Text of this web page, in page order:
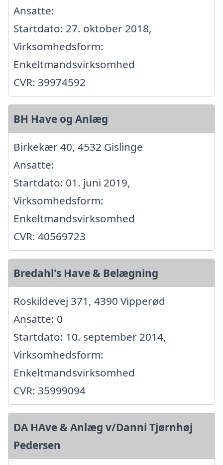
Ansatte:
Startdato: 27. oktober 2018,
Virksomhedsform:
Enkeltmandsvirksomhed
CVR: 39974592
BH Have og Anlæg
Birkekær 40, 4532 Gislinge
Ansatte:
Startdato: 01. juni 2019,
Virksomhedsform:
Enkeltmandsvirksomhed
CVR: 40569723
Bredahl's Have & Belægning
Roskildevej 371, 4390 Vipperød
Ansatte: 0
Startdato: 10. september 2014,
Virksomhedsform:
Enkeltmandsvirksomhed
CVR: 35999094
DA HAve & Anlæg v/Danni Tjørnhøj
Pedersen